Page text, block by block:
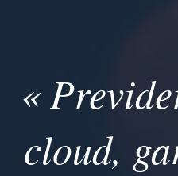
«
cloud,